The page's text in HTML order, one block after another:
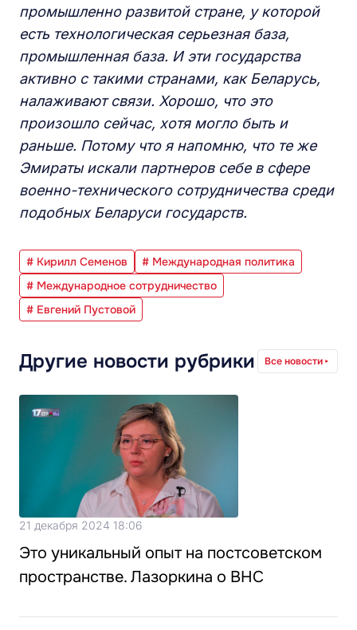
промышленно развитой стране, у которой
есть технологическая серьезная база,
промышленная база. И эти государства
активно с такими странами, как Беларусь,
налаживают связи. Хорошо, что это
произошло сейчас, хотя могло быть и
раньше. Потому что я напомню, что те же
Эмираты искали партнеров себе в сфере
военно-технического сотрудничества среди
подобных Беларуси государств.
# Кирилл Семенов
# Международная политика
# Международное сотрудничество
# Евгений Пустовой
Другие новости рубрики Все новости
21 декабря 2024 18:06
Это уникальный опыт на постсоветском
пространстве. Лазоркина о ВНС